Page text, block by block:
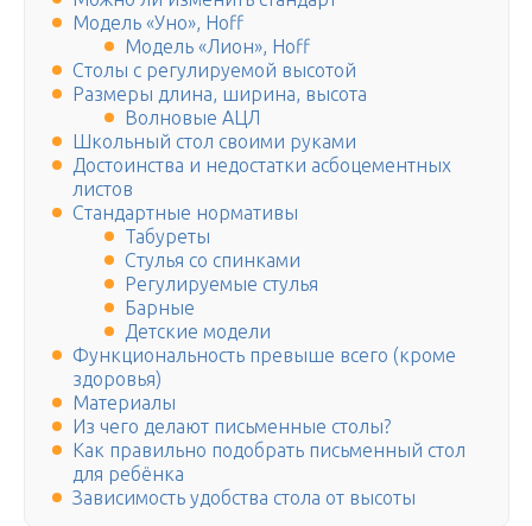
Модель «Уно», Hoff
Модель «Лион», Hoff
Столы с регулируемой высотой
Размеры длина, ширина, высота
Волновые АЦЛ
Школьный стол своими руками
Достоинства и недостатки асбоцементных
листов
Стандартные нормативы
Табуреты
Стулья со спинками
Регулируемые стулья
Барные
Детские модели
Функциональность превыше всего (кроме
здоровья)
Материалы
Из чего делают письменные столы?
Как правильно подобрать письменный стол
для ребёнка
Зависимость удобства стола от высоты